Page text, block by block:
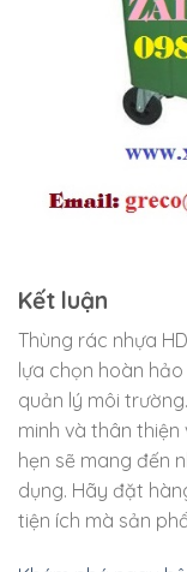
Kết luận
Thùng rác nhựa
lựa chọn hoàn
quản lý môi
minh và thân
hẹn sẽ mang đến
dụng. Hãy đặt
tiện ích mà sản